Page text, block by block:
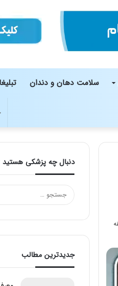
سلامت دهان و دندان
دنبال چه پزشکی
جدیدترین مطالب